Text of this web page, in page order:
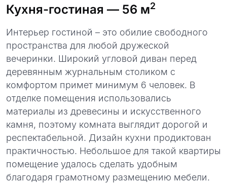
Кухня-гостиная — 56 м2
Интерьер гостиной – это обилие свободного
пространства для любой дружеской
вечеринки. Широкий угловой диван перед
деревянным журнальным столиком с
комфортом примет минимум 6 человек. В
отделке помещения использовались
материалы из древесины и искусственного
камня, поэтому комната выглядит дорогой и
респектабельной. Дизайн кухни продиктован
практичностью. Небольшое для такой квартиры
помещение удалось сделать удобным
благодаря грамотному размещению мебели.